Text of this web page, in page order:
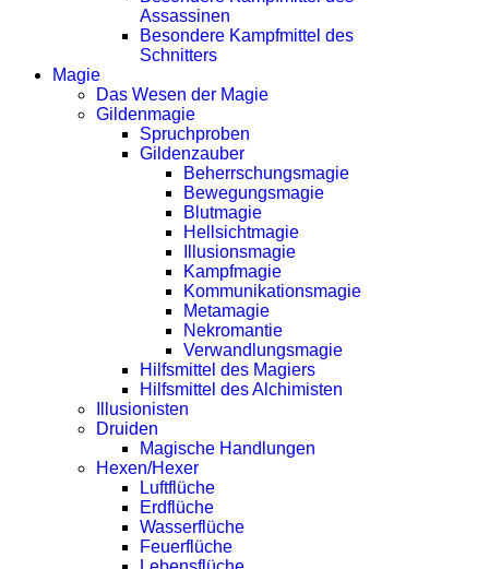
Assassinen
Besondere Kampfmittel des
Schnitters
Magie
Das Wesen der Magie
Gildenmagie
Spruchproben
Gildenzauber
Beherrschungsmagie
Bewegungsmagie
Blutmagie
Hellsichtmagie
Illusionsmagie
Kampfmagie
Kommunikationsmagie
Metamagie
Nekromantie
Verwandlungsmagie
Hilfsmittel des Magiers
Hilfsmittel des Alchimisten
Illusionisten
Druiden
Magische Handlungen
Hexen/Hexer
Luftflüche
Erdflüche
Wasserflüche
Feuerflüche